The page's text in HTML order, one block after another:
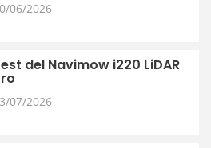
06/2026
del Navimow i220 LiDAR
07/2026